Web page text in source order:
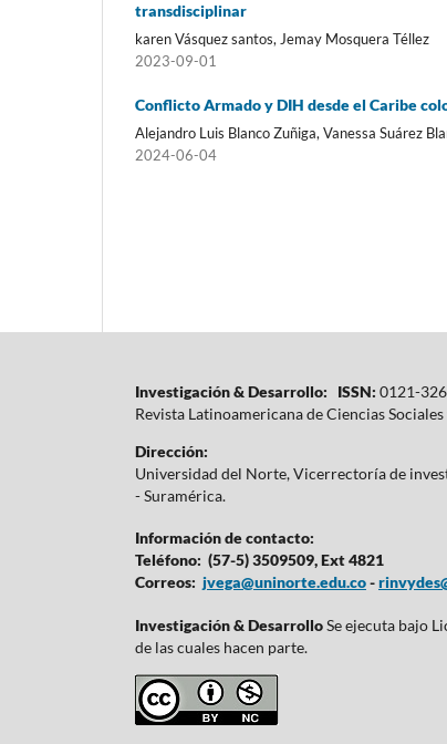
transdisciplinar
karen Vásquez santos, Jemay Mosquera Téllez
2023-09-01
Conflicto Armado y DIH desde el Caribe
Alejandro Luis Blanco Zuñiga, Vanessa Suárez
2024-06-04
Investigación & Desarrollo: ISSN: 0121-
Revista Latinoamericana de Ciencias
Dirección:
Universidad del Norte, Vicerrectoría de
- Suramérica.
Información de contacto:
Teléfono: (57-5) 3509509, Ext 4821
Correos: jvega@uninorte.edu.co-
Investigación & DesarrolloSe ejecuta bajo
de las cuales hacen parte.